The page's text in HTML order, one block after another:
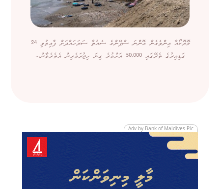
މޮރޮކޯއާ އިންވެގެން އޮންނަ ސްޕޭންގެ ސެއުތާ ސަރަހައްދަށް ފާއިތުވި 24
ގަޑިއިރުގެ ތެރޭގައި 50,000 އަށްވުރެ ގިނަ ހިޖުރަވެރިން އެތެރެވާން...
Adv by Bank of Maldives Plc